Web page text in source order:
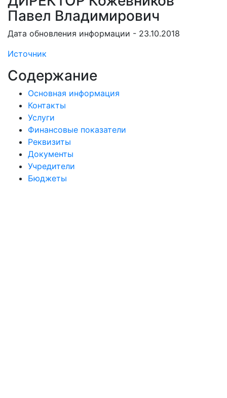
Павел Владимирович
Дата обновления информации - 23.10.2018
Источник
Содержание
Основная информация
Контакты
Услуги
Финансовые показатели
Реквизиты
Документы
Учредители
Бюджеты